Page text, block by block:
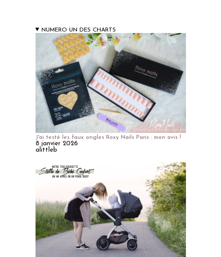
NUMERO UN DES CHARTS
J'ai testé les faux ongles Roxy Nails Paris : mon avis !
8 janvier 2026
alittleb